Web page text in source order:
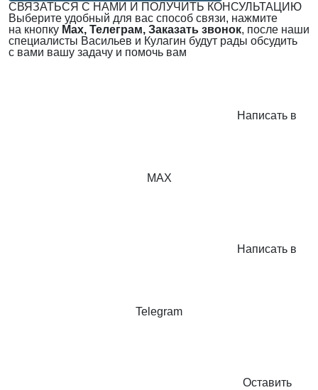
СВЯЗАТЬСЯ С НАМИ И ПОЛУЧИТЬ КОНСУЛЬТАЦИЮ
Выберите удобный для вас способ связи, нажмите
на кнопку Max, Телеграм, Заказать звонок, после наши
специалисты Васильев и Кулагин будут рады обсудить
с вами вашу задачу и помочь вам
Написать в
MAX
Написать в
Telegram
Оставить